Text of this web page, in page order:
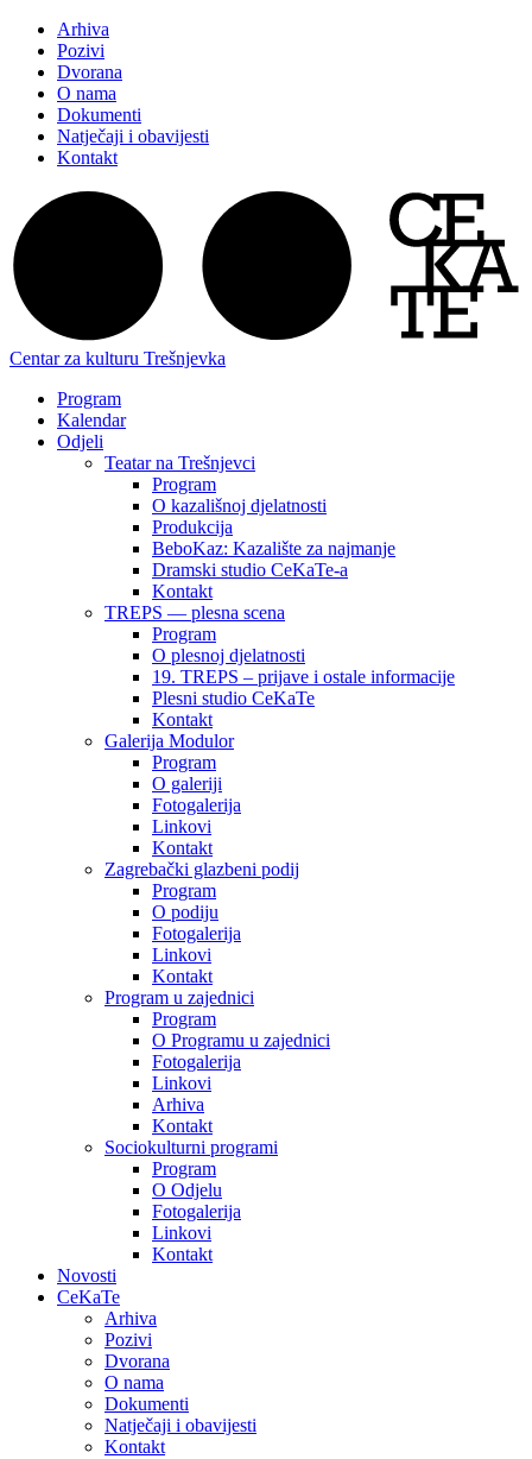
Arhiva
Pozivi
Dvorana
O nama
Dokumenti
Natječaji i obavijesti
Kontakt
Centar za kulturu Trešnjevka
Program
Kalendar
Odjeli
Teatar na Trešnjevci
Program
O kazališnoj djelatnosti
Produkcija
BeboKaz: Kazalište za najmanje
Dramski studio CeKaTe-a
Kontakt
TREPS — plesna scena
Program
O plesnoj djelatnosti
19. TREPS – prijave i ostale informacije
Plesni studio CeKaTe
Kontakt
Galerija Modulor
Program
O galeriji
Fotogalerija
Linkovi
Kontakt
Zagrebački glazbeni podij
Program
O podiju
Fotogalerija
Linkovi
Kontakt
Program u zajednici
Program
O Programu u zajednici
Fotogalerija
Linkovi
Arhiva
Kontakt
Sociokulturni programi
Program
O Odjelu
Fotogalerija
Linkovi
Kontakt
Novosti
CeKaTe
Arhiva
Pozivi
Dvorana
O nama
Dokumenti
Natječaji i obavijesti
Kontakt